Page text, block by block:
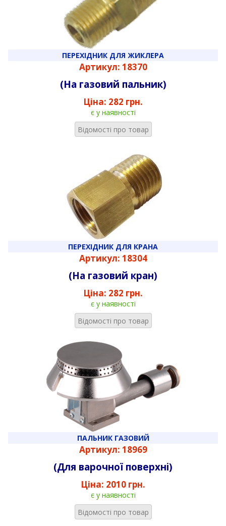
ПЕРЕХІДНИК ДЛЯ ЖИКЛЕРА
Артикул: 18370
(На газовий пальник)
Ціна: 282 грн.
є у наявності
Відомості про товар
ПЕРЕХІДНИК ДЛЯ КРАНА
Артикул: 18304
(На газовий кран)
Ціна: 282 грн.
є у наявності
Відомості про товар
ПАЛЬНИК ГАЗОВИЙ
Артикул: 18969
(Для варочної поверхні)
Ціна: 2010 грн.
є у наявності
Відомості про товар